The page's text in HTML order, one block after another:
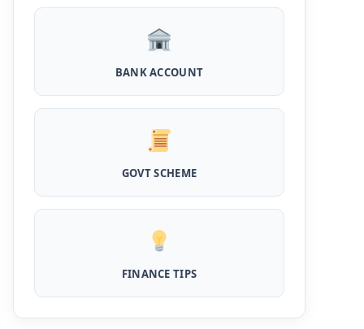
Pradhanmantri Home Loan Yojana: गरीब
परिवारों के लिए शुरू हुई प्रधानमंत्री होम लोन योजना, 25
लाख को मिलेगा पैसा
फार्मिंग लोन योजना के आवेदन हुए शुरू, इस प्रकार ले सकते
है दस लाख तक का लोन
PM Kusum Yojana Loan: किसानों को भारत
सरकार की इस योजना के तहत मिलता है तगड़ा लोन, साथ ही
मिलेगी 60% तक सब्सिडी
SBI बैंक बिजनेस करने के लिए बिना गारंटी दे रहा है इतने
लाख का लोन, केवल 8% देना होगा ब्याज
25% सब्सिडी के साथ मिलता है 1 करोड़ का लोन
BANK ACCOUNT
GOVT SCHEME
FINANCE TIPS